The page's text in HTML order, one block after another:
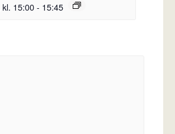
15:00- 15:45